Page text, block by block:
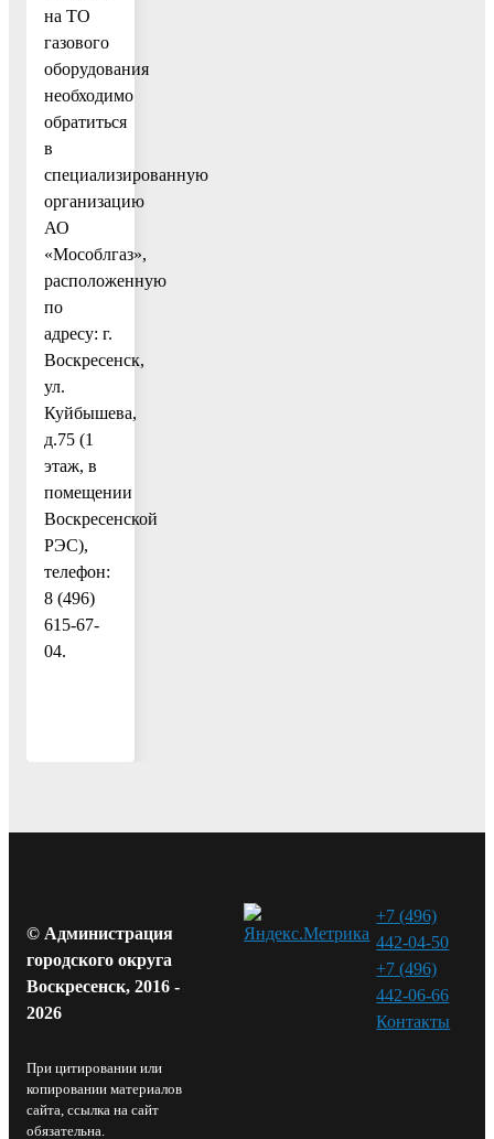
на ТО
газового
оборудования
необходимо
обратиться
в
специализированную
организацию
АО
«Мособлгаз»,
расположенную
по
адресу: г.
Воскресенск,
ул.
Куйбышева,
д.75 (1
этаж, в
помещении
Воскресенской
РЭС),
телефон:
8 (496)
615-67-
04.
© Администрация
городского округа
Воскресенск, 2016 -
2026
При цитировании или
копировании материалов
сайта, ссылка на сайт
обязательна.
+7 (496)
442-04-50
+7 (496)
442-06-66
Контакты⁠